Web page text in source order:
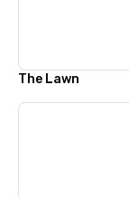
The Lawn